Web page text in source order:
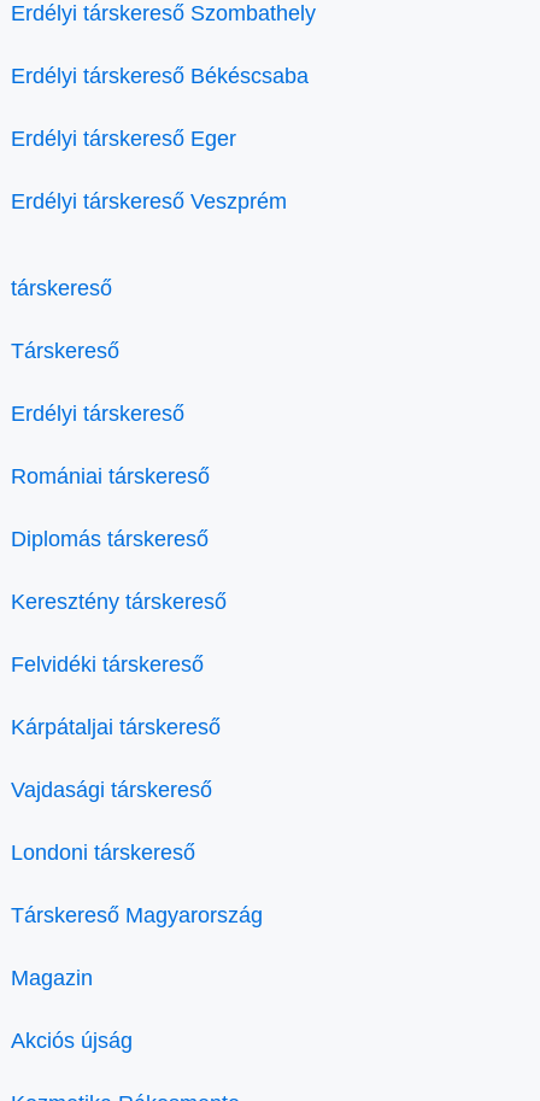
Erdélyi társkereső Szombathely
Erdélyi társkereső Békéscsaba
Erdélyi társkereső Eger
Erdélyi társkereső Veszprém
társkereső
Társkereső
Erdélyi társkereső
Romániai társkereső
Diplomás társkereső
Keresztény társkereső
Felvidéki társkereső
Kárpátaljai társkereső
Vajdasági társkereső
Londoni társkereső
Társkereső Magyarország
Magazin
Akciós újság